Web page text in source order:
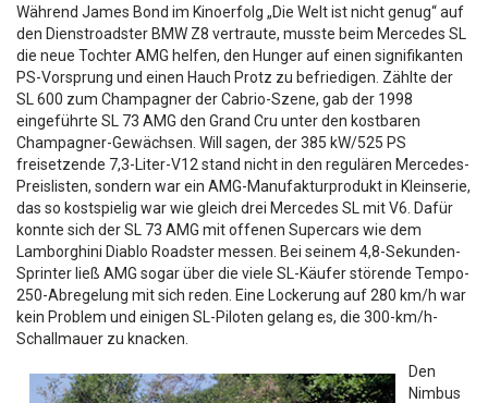
Während James Bond im Kinoerfolg „Die Welt ist nicht genug“ auf
den Dienstroadster BMW Z8 vertraute, musste beim Mercedes SL
die neue Tochter AMG helfen, den Hunger auf einen signifikanten
PS-Vorsprung und einen Hauch Protz zu befriedigen. Zählte der
SL 600 zum Champagner der Cabrio-Szene, gab der 1998
eingeführte SL 73 AMG den Grand Cru unter den kostbaren
Champagner-Gewächsen. Will sagen, der 385 kW/525 PS
freisetzende 7,3-Liter-V12 stand nicht in den regulären Mercedes-
Preislisten, sondern war ein AMG-Manufakturprodukt in Kleinserie,
das so kostspielig war wie gleich drei Mercedes SL mit V6. Dafür
konnte sich der SL 73 AMG mit offenen Supercars wie dem
Lamborghini Diablo Roadster messen. Bei seinem 4,8-Sekunden-
Sprinter ließ AMG sogar über die viele SL-Käufer störende Tempo-
250-Abregelung mit sich reden. Eine Lockerung auf 280 km/h war
kein Problem und einigen SL-Piloten gelang es, die 300-km/h-
Schallmauer zu knacken.
Den
Nimbus